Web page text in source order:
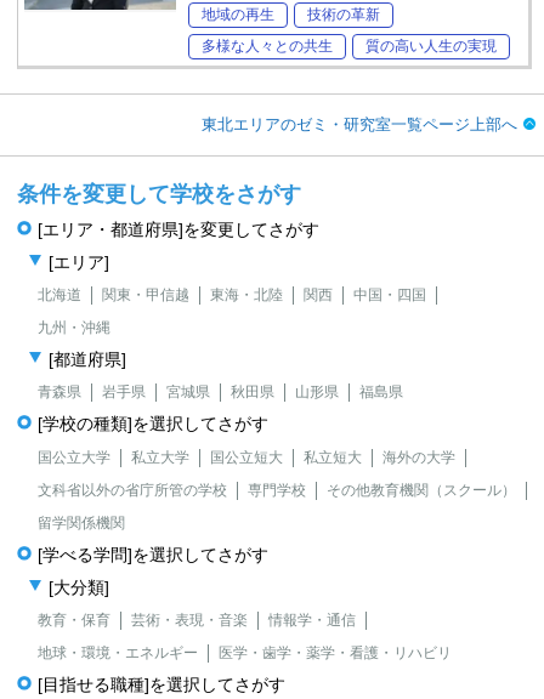
地域の再生
技術の革新
多様な人々との共生
質の高い人生の実現
東北エリアのゼミ・研究室一覧ページ上部へ
条件を変更して学校をさがす
[エリア・都道府県]を変更してさがす
[エリア]
北海道 関東・甲信越 東海・北陸 関西
中国・四国
九州・沖縄
[都道府県]
青森県 岩手県 宮城県 秋田県 山形県 福島県
[学校の種類]を選択してさがす
国公立大学 私立大学 国公立短大 私立短大
海外の大学
文科省以外の省庁所管の学校
専門学校
その他教育機関（スクール）
留学関係機関
[学べる学問]を選択してさがす
[大分類]
教育・保育 芸術・表現・音楽
情報学・通信
地球・環境・エネルギー
医学・歯学・薬学・看護・リハビリ
[目指せる職種]を選択してさがす